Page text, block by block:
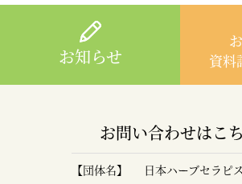
お知らせ
資料
お問い合わせはこ
【団体名】 日本ハーブセラピ